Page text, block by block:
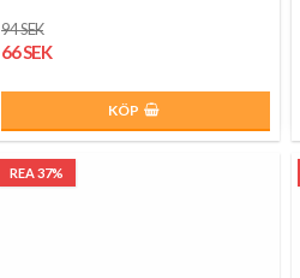
94 SEK
66 SEK
KÖP
REA 37%